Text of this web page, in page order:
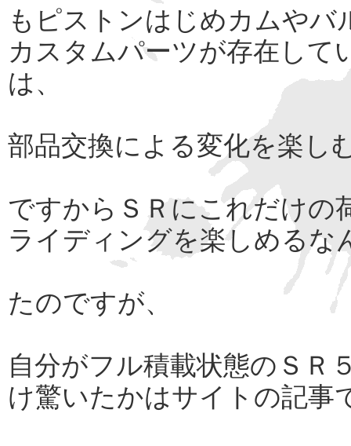
もピストンはじめカムや
カスタムパーツが存在して
は、
部品交換による変化を楽し
ですからＳＲにこれだけの
ライディングを楽しめるな
たのですが、
自分がフル積載状態のＳＲ
け驚いたかはサイトの記事